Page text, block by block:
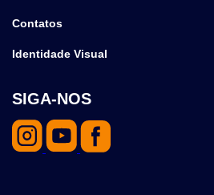
Contatos
Identidade Visual
SIGA-NOS